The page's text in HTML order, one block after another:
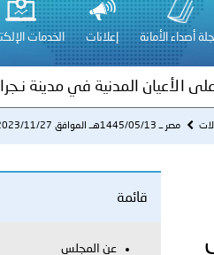
أصداء الأمانة إعلانات الخدمات
الأعيان المدنية في مدينة
عشر للمسؤولين عن الأمن السياحي
قائمة
عن المجلس